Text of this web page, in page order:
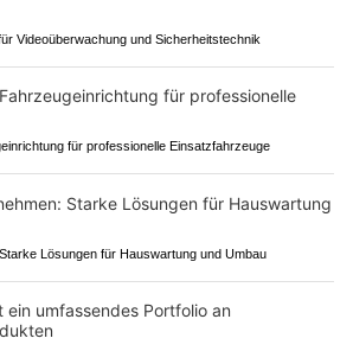
Videoüberwachung und Sicherheitstechnik
für professionelle Einsatzfahrzeuge
Lösungen für Hauswartung und Umbau